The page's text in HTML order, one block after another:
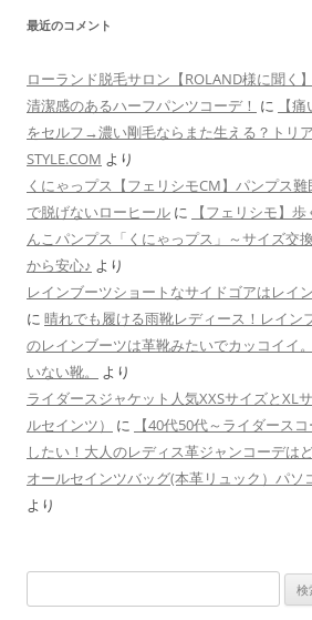
最近のコメント
ローランド脱毛サロン【ROLAND様に聞く
清潔感のあるハーフパンツコーデ！ に
【
をセルフ→濃い剛毛ならまた生える？トリ
STYLE.COM より
くにゃっプス【フェリシモCM】パンプス
で脱げないローヒール に
【フェリシモ】
んこパンプス「くにゃっプス」～サイズ交
から安心♪ より
レインブーツショートなサイドゴアはレイ
に 晴れでも履ける雨靴レディース！レイン
のレインブーツは革靴みたいでカッコイイ
いない靴。
より
ライダースジャケット人気XXSサイズとXL
ルセインツ）
に
【40代50代～ライダース
したい！大人のレディス革ジャンコーデは
オールセインツバッグ(本革リュック）パソ
より
索